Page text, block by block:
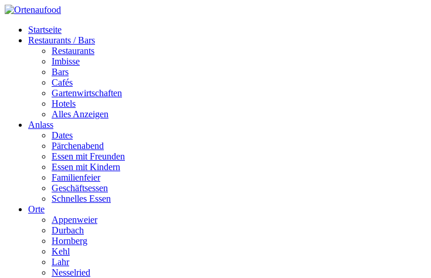
Startseite
Restaurants / Bars
Restaurants
Imbisse
Bars
Cafés
Gartenwirtschaften
Hotels
Alles Anzeigen
Anlass
Dates
Pärchenabend
Essen mit Freunden
Essen mit Kindern
Familienfeier
Geschäftsessen
Schnelles Essen
Orte
Appenweier
Durbach
Hornberg
Kehl
Lahr
Nesselried